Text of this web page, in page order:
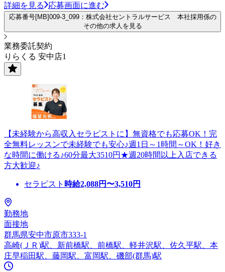
詳細を見る 応募画面に進む
応募番号[MB]009-3_099：株式会社セントラルサービス 本社採用係の
その他の求人を見る
業務委託契約
りらくる 安中店1
【未経験から高収入セラピストに】無資格でも応募OK！完
全無料レッスンで未経験でも安心♪週1日～1時間～OK！好き
な時間に働ける♪60分最大3510円★週20時間以上入店できる
方大歓迎♪
セラピスト 時給2,088円〜3,510円
勤務地
面接地
群馬県安中市原市333-1
高崎(ＪＲ)駅、新前橋駅、前橋駅、軽井沢駅、佐久平駅、本
庄早稲田駅、藤岡駅、富岡駅、磯部(群馬)駅